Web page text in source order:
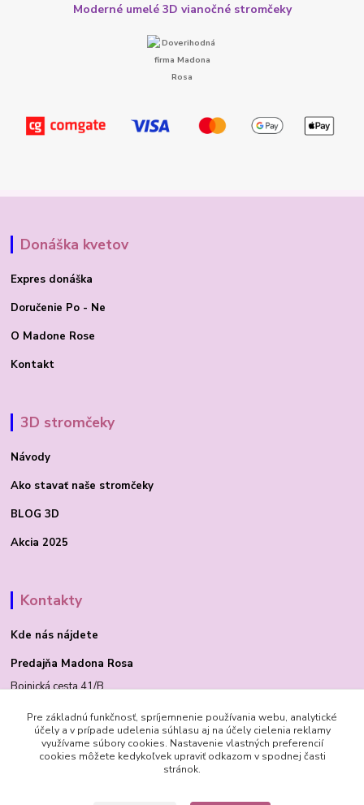
Moderné umelé 3D vianočné stromčeky
Donáška kvetov
Expres donáška
Doručenie Po - Ne
O Madone Rose
Kontakt
3D stromčeky
Návody
Ako stavať naše stromčeky
BLOG 3D
Akcia 2025
Kontakty
Kde nás nájdete
Predajňa Madona Rosa
Bojnická cesta 41/B
PRIEVIDZA 97101
Pre základnú funkčnosť, spríjemnenie používania webu, analytické
účely a v prípade udelenia súhlasu aj na účely cielenia reklamy
využívame súbory cookies. Nastavenie vlastných preferencií
cookies môžete kedykoľvek upraviť odkazom v spodnej časti
stránok.